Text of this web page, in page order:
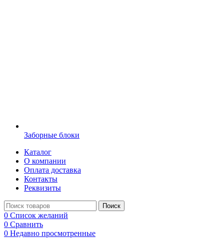
Заборные блоки
Каталог
О компании
Оплата доставка
Контакты
Реквизиты
Поиск
0 Список желаний
0 Сравнить
0 Недавно просмотренные